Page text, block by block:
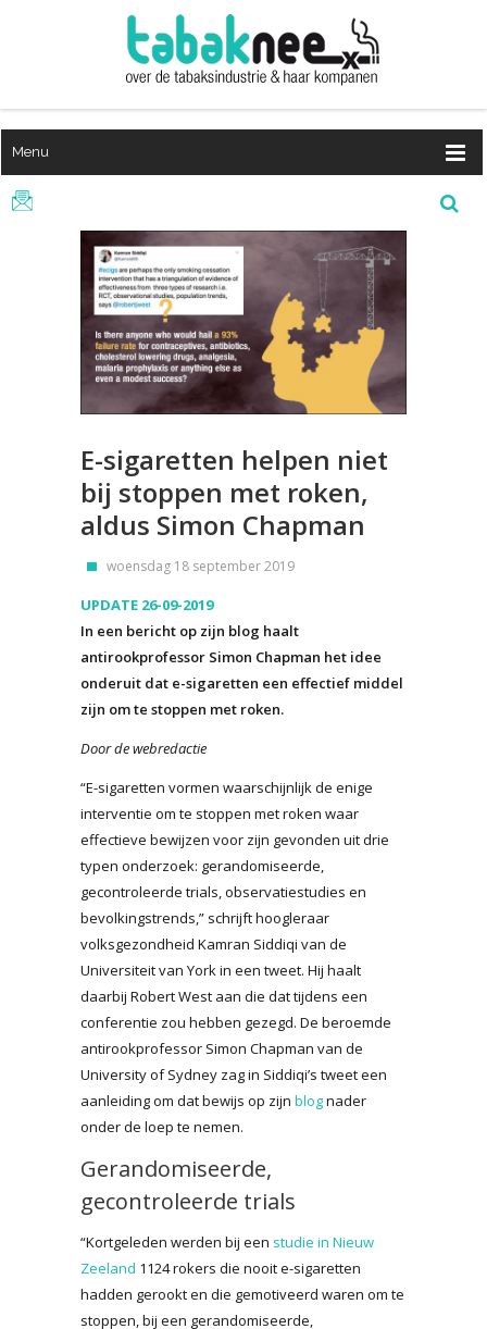
Menu
E-sigaretten helpen niet
bij stoppen met roken,
aldus Simon Chapman
woensdag 18 september 2019
UPDATE 26-09-2019
In een bericht op zijn blog haalt
antirookprofessor Simon Chapman het idee
onderuit dat e-sigaretten een effectief middel
zijn om te stoppen met roken.
Door de webredactie
“E-sigaretten vormen waarschijnlijk de enige
interventie om te stoppen met roken waar
effectieve bewijzen voor zijn gevonden uit drie
typen onderzoek: gerandomiseerde,
gecontroleerde trials, observatiestudies en
bevolkingstrends,” schrijft hoogleraar
volksgezondheid Kamran Siddiqi van de
Universiteit van York in een tweet. Hij haalt
daarbij Robert West aan die dat tijdens een
conferentie zou hebben gezegd. De beroemde
antirookprofessor Simon Chapman van de
University of Sydney zag in Siddiqi’s tweet een
aanleiding om dat bewijs op zijn blognader
onder de loep te nemen.
Gerandomiseerde,
gecontroleerde trials
“Kortgeleden werden bij een studie in Nieuw
Zeeland 1124 rokers die nooit e-sigaretten
hadden gerookt en die gemotiveerd waren om te
stoppen, bij een gerandomiseerde,